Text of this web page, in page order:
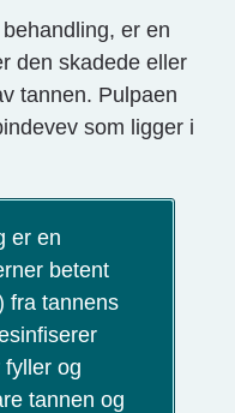
er en
den skadede eller
tannen. Pulpaen
som ligger i
er en
betent
fra tannens
og
tannen og